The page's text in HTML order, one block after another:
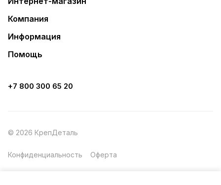
Компания
Информация
Помощь
+7 800 300 65 20
© 2026 КрепДеталь
Конфиденциальность Оферта